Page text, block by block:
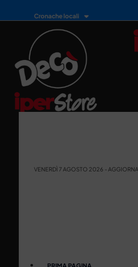
Cronache locali
VENERDÌ 7 AGOSTO 2026 -